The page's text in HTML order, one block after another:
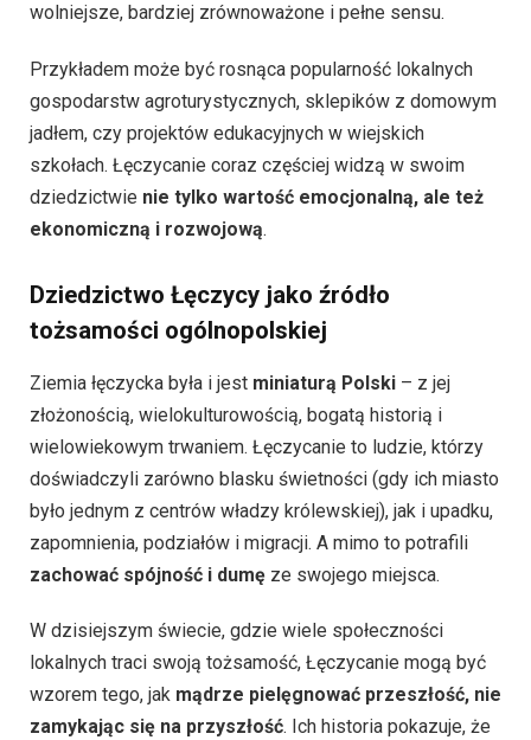
wolniejsze, bardziej zrównoważone i pełne sensu.
Przykładem może być rosnąca popularność lokalnych
gospodarstw agroturystycznych, sklepików z domowym
jadłem, czy projektów edukacyjnych w wiejskich
szkołach. Łęczycanie coraz częściej widzą w swoim
dziedzictwie nie tylko wartość emocjonalną, ale też
ekonomiczną i rozwojową.
Dziedzictwo Łęczycy jako źródło
tożsamości ogólnopolskiej
Ziemia łęczycka była i jest miniaturą Polski – z jej
złożonością, wielokulturowością, bogatą historią i
wielowiekowym trwaniem. Łęczycanie to ludzie, którzy
doświadczyli zarówno blasku świetności (gdy ich miasto
było jednym z centrów władzy królewskiej), jak i upadku,
zapomnienia, podziałów i migracji. A mimo to potrafili
zachować spójność i dumę ze swojego miejsca.
W dzisiejszym świecie, gdzie wiele społeczności
lokalnych traci swoją tożsamość, Łęczycanie mogą być
wzorem tego, jak mądrze pielęgnować przeszłość, nie
zamykając się na przyszłość. Ich historia pokazuje, że